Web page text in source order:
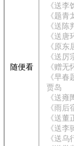
随便看
《送
《题
《送
《送
《原
《送厉
《赠无
《早
贾岛
《送雍
《雨
《送
《送
《送